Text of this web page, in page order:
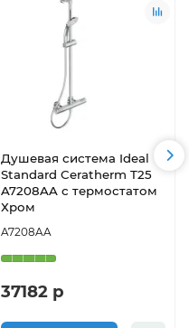
Душевая система Ideal
Standard Ceratherm T25
A7208AA с термостатом
Хром
A7208AA
37182 р